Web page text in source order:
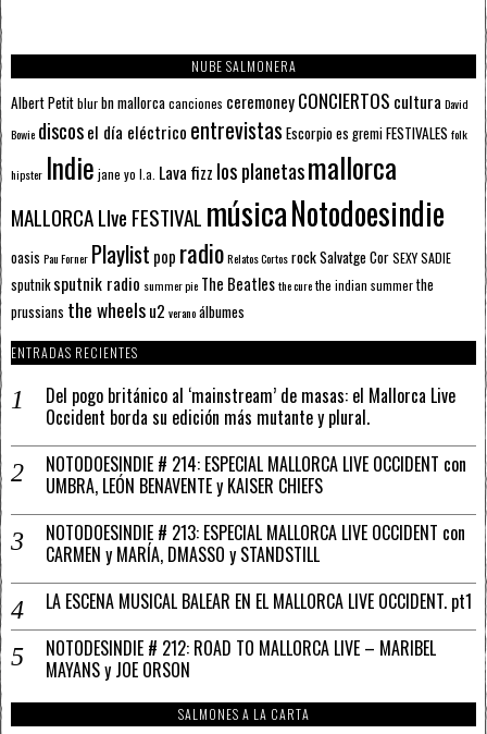
NUBE SALMONERA
Albert Petitblurbn mallorcacanciones ceremoneyCONCIERTOS cultura David
Bowie discosel día eléctrico entrevistas Escorpioes gremiFESTIVALES folk
hipster Indie jane yo l.a. Lava fizz los planetasmallorca
MALLORCA LIve FESTIVAL músicaNotodoesindie
oasis Pau Forner Playlist pop radioRelatos CortosrockSalvatge CorSEXY SADIE
sputnik sputnik radio summer pie The Beatlesthe curethe indian summerthe
prussians the wheelsu2 veranoálbumes
ENTRADAS RECIENTES
Del pogo británico al ‘mainstream’ de masas: el Mallorca Live
Occident borda su edición más mutante y plural.
NOTODOESINDIE # 214: ESPECIAL MALLORCA LIVE OCCIDENT con
UMBRA, LEÓN BENAVENTE y KAISER CHIEFS
NOTODOESINDIE # 213: ESPECIAL MALLORCA LIVE OCCIDENT con
CARMEN y MARÍA, DMASSO y STANDSTILL
LA ESCENA MUSICAL BALEAR EN EL MALLORCA LIVE OCCIDENT. pt1
NOTODESINDIE # 212: ROAD TO MALLORCA LIVE – MARIBEL
MAYANS y JOE ORSON
SALMONES A LA CARTA